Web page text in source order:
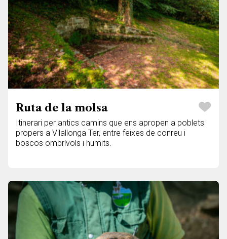
Ruta de la molsa
Itinerari per antics camins que ens apropen a poblets
propers a Vilallonga Ter, entre feixes de conreu i
boscos ombrívols i humits.